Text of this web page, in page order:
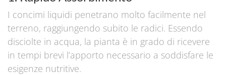
I concimi liquidi penetrano molto facilmente nel
terreno, raggiungendo subito le radici. Essendo
disciolte in acqua, la pianta è in grado di ricevere
in tempi brevi l’apporto necessario a soddisfare le
esigenze nutritive.